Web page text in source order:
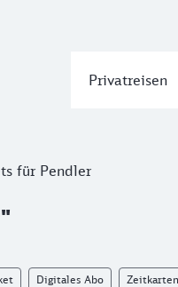
Privatreisen
für Pendler
Digitales Abo Zeitkarten